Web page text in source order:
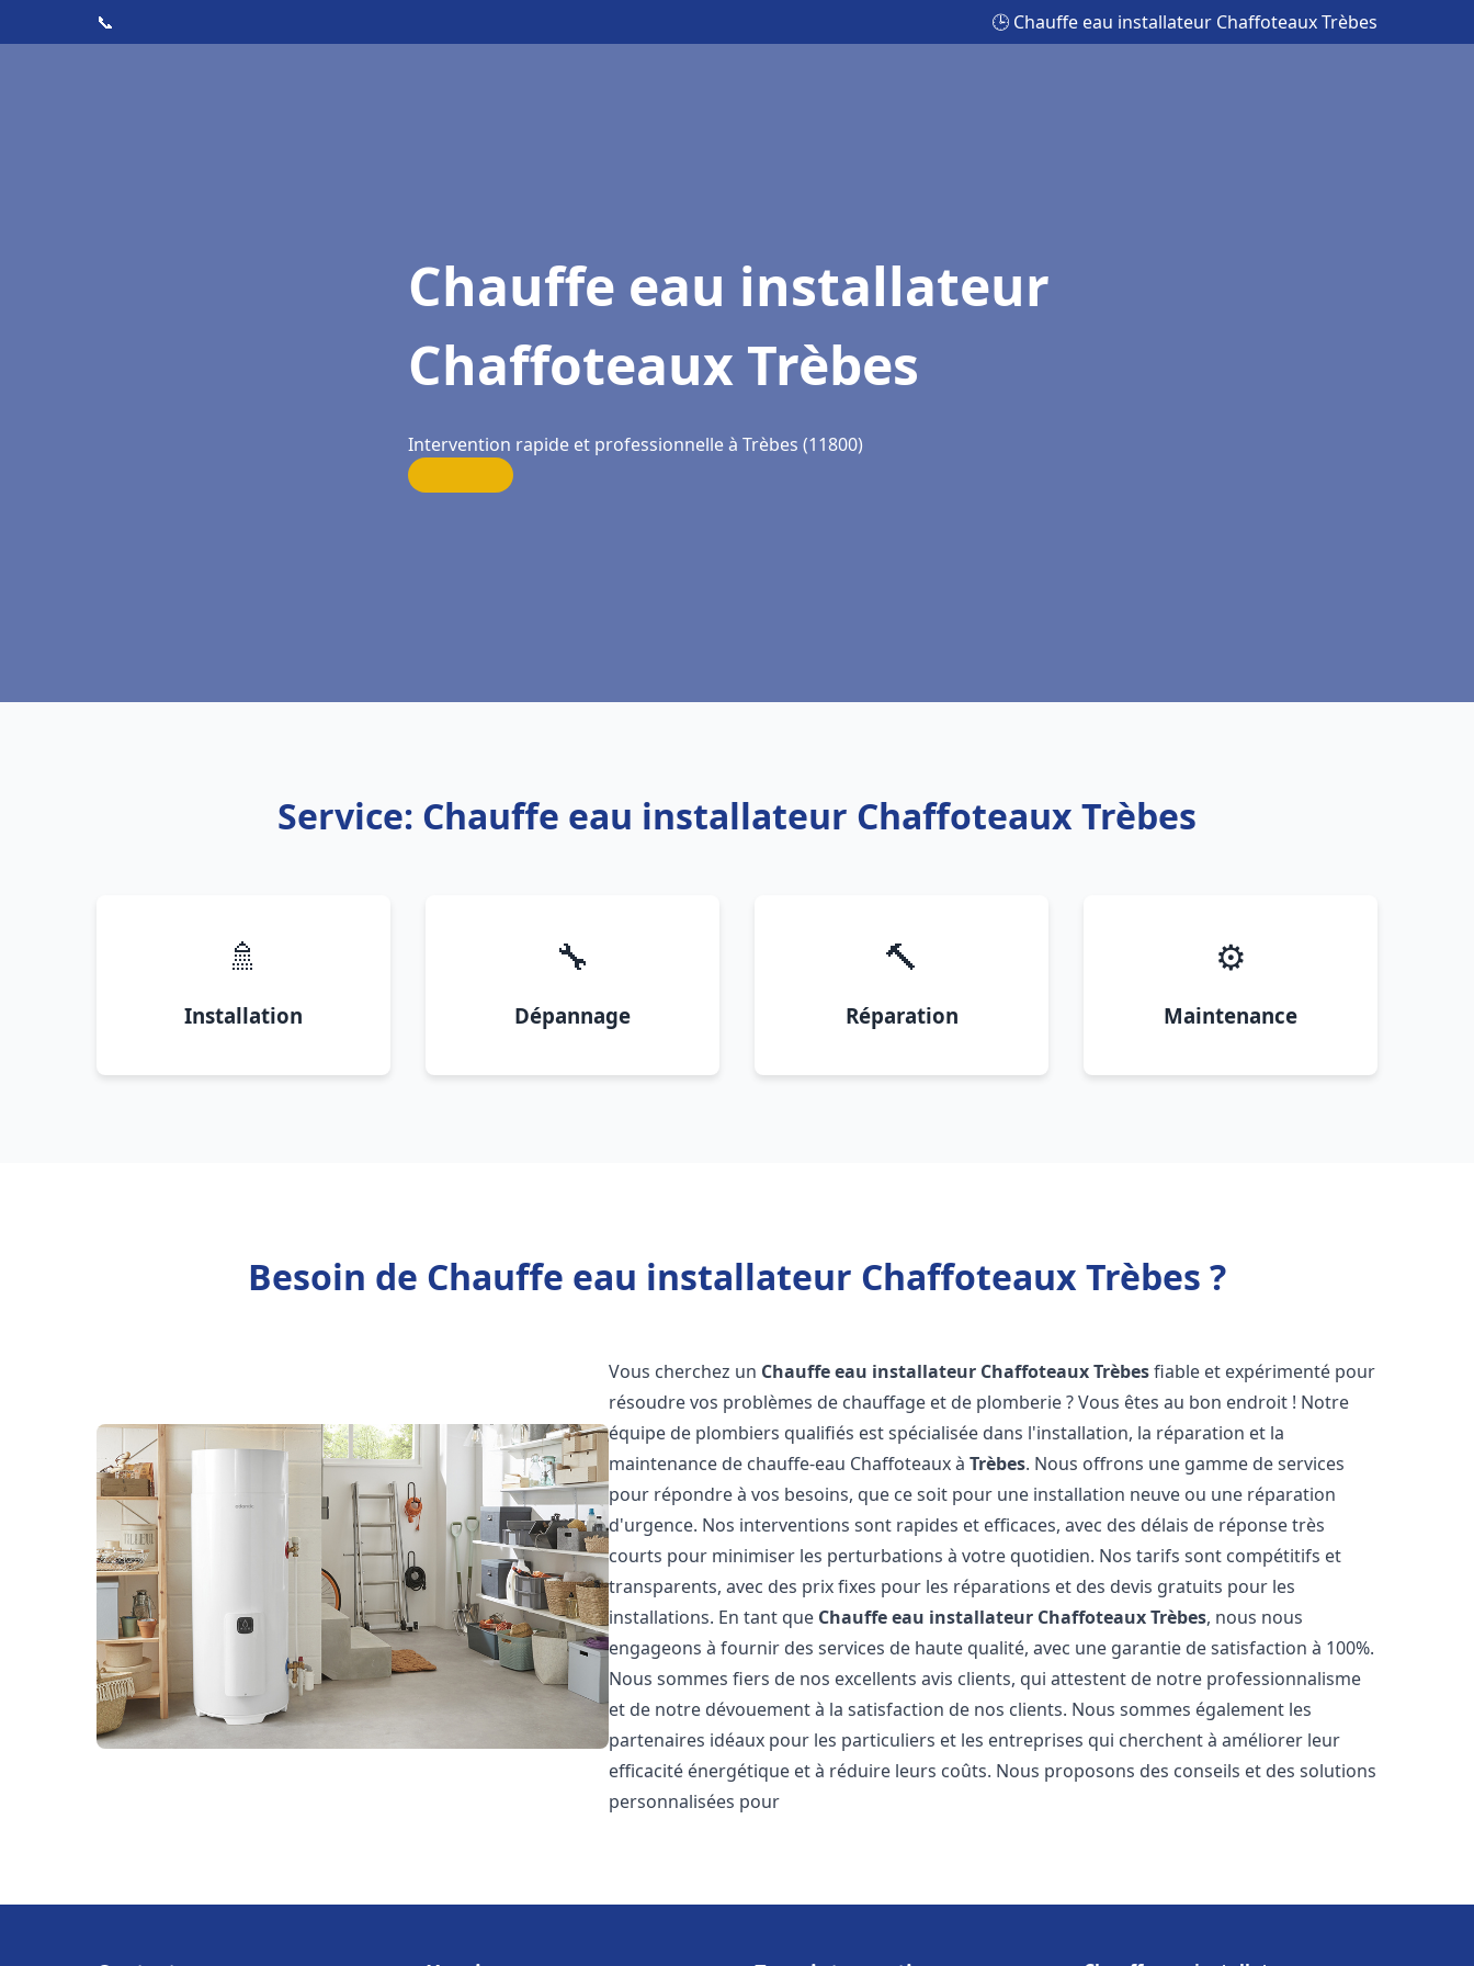
📞 🕒 Chauffe eau installateur Chaffoteaux Trèbes
Chauffe eau installateur
Chaffoteaux Trèbes
Intervention rapide et professionnelle à Trèbes (11800)
Service: Chauffe eau installateur Chaffoteaux Trèbes
🚿
Installation
🔧
Dépannage
🔨
Réparation
⚙️
Maintenance
Besoin de Chauffe eau installateur Chaffoteaux Trèbes ?
Vous cherchez un Chauffe eau installateur ChaffoteauxTrèbesfiable et expérimenté pour
résoudre vos problèmes de chauffage et de plomberie ? Vous êtes au bon endroit ! Notre
équipe de plombiers qualifiés est spécialisée dans l'installation, la réparation et la
maintenance de chauffe-eau Chaffoteaux àTrèbes. Nous offrons une gamme de services
pour répondre à vos besoins, que ce soit pour une installation neuve ou une réparation
d'urgence. Nos interventions sont rapides et efficaces, avec des délais de réponse très
courts pour minimiser les perturbations à votre quotidien. Nos tarifs sont compétitifs et
transparents, avec des prix fixes pour les réparations et des devis gratuits pour les
installations. En tant que Chauffe eau installateur ChaffoteauxTrèbes, nous nous
engageons à fournir des services de haute qualité, avec une garantie de satisfaction à 100%.
Nous sommes fiers de nos excellents avis clients, qui attestent de notre professionnalisme
et de notre dévouement à la satisfaction de nos clients. Nous sommes également les
partenaires idéaux pour les particuliers et les entreprises qui cherchent à améliorer leur
efficacité énergétique et à réduire leurs coûts. Nous proposons des conseils et des solutions
personnalisées pour